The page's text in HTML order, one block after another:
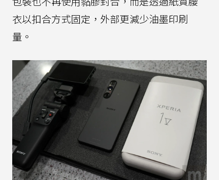
衣以扣合方式固定，外部更減少油墨印刷
量。